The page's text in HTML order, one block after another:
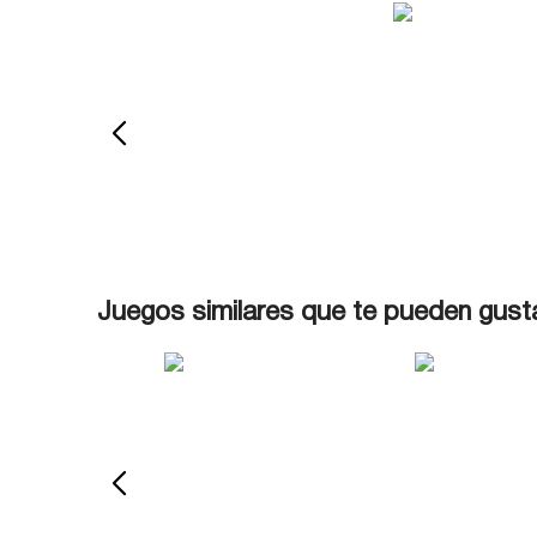
Juegos similares que te pueden